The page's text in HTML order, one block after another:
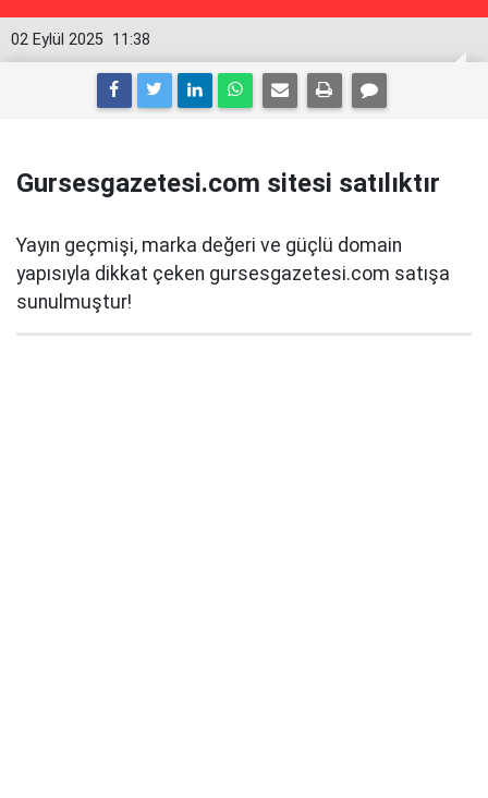
11:38
02 Eylül 2025
Gursesgazetesi.com sitesi satılıktır
Yayın geçmişi, marka değeri ve güçlü domain
yapısıyla dikkat çeken gursesgazetesi.com satışa
sunulmuştur!